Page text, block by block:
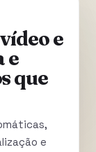
e
e
que
e